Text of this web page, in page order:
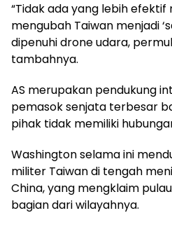
“Tidak ada yang lebih
mengubah Taiwan menjadi
dipenuhi drone udara,
tambahnya.
AS merupakan pendukung
pemasok senjata terbesar
pihak tidak memiliki
Washington selama ini
militer Taiwan di tengah
China, yang mengklaim
bagian dari wilayahnya.